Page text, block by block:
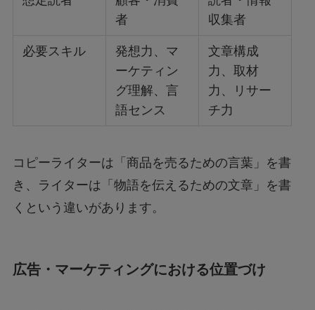
者
収集者
必要スキル
発想力、マ
ーケティン
グ理解、言
語センス
文章構成
力、取材
力、リサー
チ力
コピーライターは「商品を売るための言葉」を書
き、ライターは「物語を伝えるための文章」を書
くという違いがあります。
広告・マーケティングにおける位置づけ